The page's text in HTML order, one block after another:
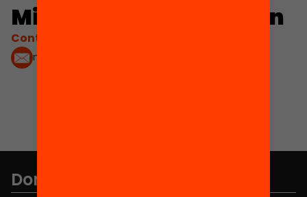
Miquel Martínez Martín
Contacta'm:
miquelmartinez@ub.edu
Don't miss anything.